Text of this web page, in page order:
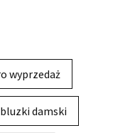
wyprzedaż
bluzki damski